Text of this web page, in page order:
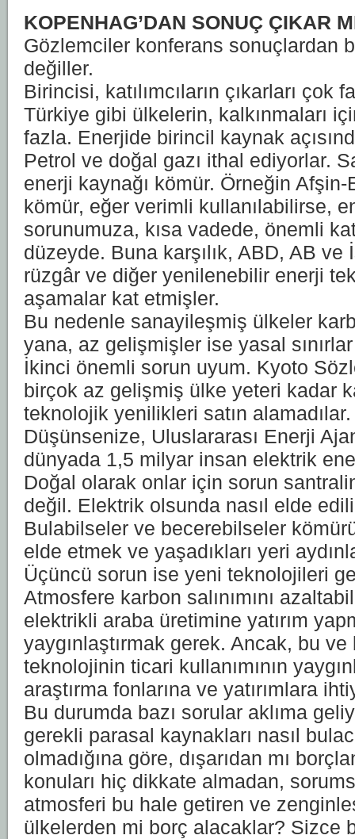
KOPENHAG’DAN SONUÇ ÇIKAR
Gözlemciler konferans sonuçlardan
değiller.
Birincisi, katılımcıların çıkarları çok
Türkiye gibi ülkelerin, kalkınmaları
fazla. Enerjide birincil kaynak
Petrol ve doğal gazı ithal ediyorlar.
enerji kaynağı kömür. Örneğin
kömür, eğer verimli kullanılabilirse,
sorunumuza, kısa vadede, önemli
düzeyde. Buna karşılık, ABD, AB
rüzgâr ve diğer yenilenebilir enerji
aşamalar kat etmişler.
Bu nedenle sanayileşmiş ülkeler
yana, az gelişmişler ise yasal
İkinci önemli sorun uyum. Kyoto
birçok az gelişmiş ülke yeteri kadar
teknolojik yenilikleri satın alamadılar.
Düşünsenize, Uluslararası Enerji
dünyada 1,5 milyar insan elektrik
Doğal olarak onlar için sorun
değil. Elektrik olsunda nasıl elde
Bulabilseler ve becerebilseler
elde etmek ve yaşadıkları yeri
Üçüncü sorun ise yeni teknolojileri
Atmosfere karbon salınımını
elektrikli araba üretimine yatırım
yaygınlaştırmak gerek. Ancak, bu
teknolojinin ticari kullanımının
araştırma fonlarına ve yatırımlara
Bu durumda bazı sorular aklıma
gerekli parasal kaynakları nasıl
olmadığına göre, dışarıdan mı
konuları hiç dikkate almadan,
atmosferi bu hale getiren ve
ülkelerden mi borç alacaklar? Sizce